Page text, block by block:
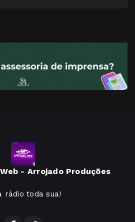
- Arrojado Produções
rádio toda sua!